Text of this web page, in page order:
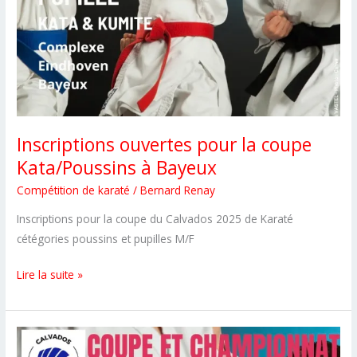
Inscriptions ouvertes pour la coupe
Kata/Poussins à Bayeux
Compétition de karaté /Bernard Renay
Inscriptions pour la coupe du Calvados 2025 de Karaté
cétégories poussins et pupilles M/F
Inscriptions
pour
la
coupe
Lire la suite »